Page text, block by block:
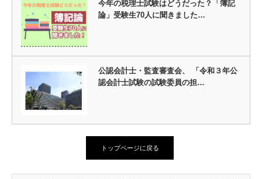
今年の税理士試験はどうだった？「簿記
論」受験生70人に聞きました…
公認会計士・監査審査会、 「令和３年公
認会計士試験の試験委員の担…
トップページに戻る